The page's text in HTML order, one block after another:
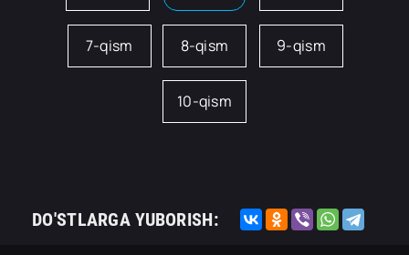
7-qism 8-qism 9-qism
10-qism
DO'STLARGA YUBORISH: